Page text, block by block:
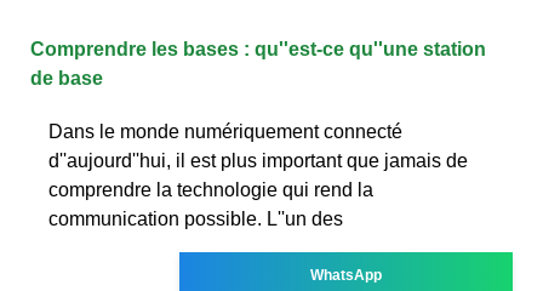
Comprendre les bases : qu''est-ce qu''une station
de base
Dans le monde numériquement connecté
d''aujourd''hui, il est plus important que jamais de
comprendre la technologie qui rend la
communication possible. L''un des
WhatsApp